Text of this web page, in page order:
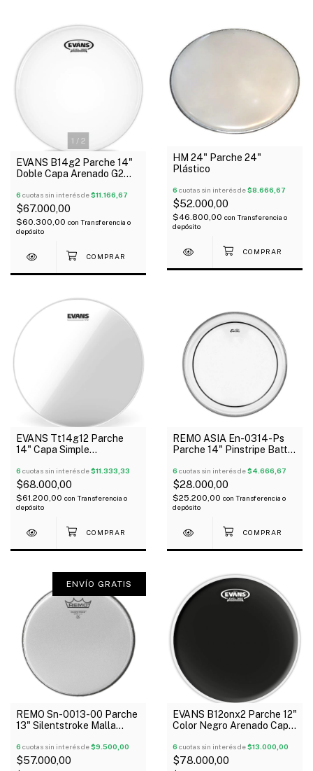
1 / 2
EVANS B14g2 Parche 14"
Doble Capa Arenado G2
6 cuotas sin interés de$11.166,67
$67.000,00
$60.300,00 con Transferencia o
depósito
HM 24" Parche 24"
Plástico
6 cuotas sin interés de$8.666,67
$52.000,00
$46.800,00 con Transferencia o
depósito
EVANS Tt14g12 Parche
14" Capa Simple
6 cuotas sin interés de$11.333,33
$68.000,00
$61.200,00 con Transferencia o
depósito
REMO ASIA En-0314-Ps
Parche 14" Pinstripe Batter
6 cuotas sin interés de$4.666,67
$28.000,00
$25.200,00 con Transferencia o
depósito
ENVÍO GRATIS
REMO Sn-0013-00 Parche
13" Silentstroke Malla
6 cuotas sin interés de$9.500,00
$57.000,00
EVANS B12onx2 Parche 12"
Color Negro Arenado Capa
6 cuotas sin interés de$13.000,00
$78.000,00